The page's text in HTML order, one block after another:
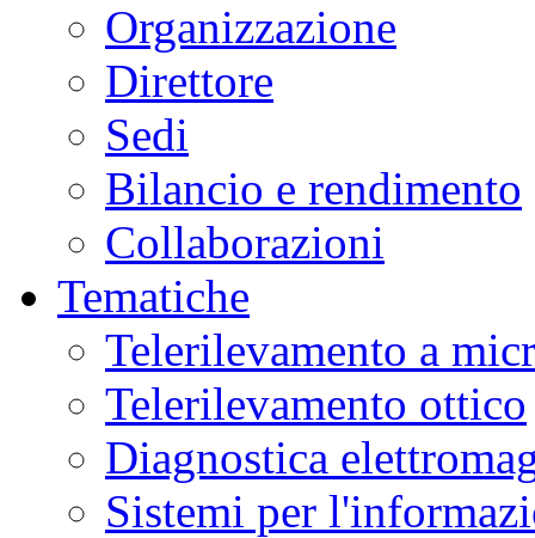
Organizzazione
Direttore
Sedi
Bilancio e rendimento
Collaborazioni
Tematiche
Telerilevamento a
Telerilevamento ottico
Diagnostica
Sistemi per